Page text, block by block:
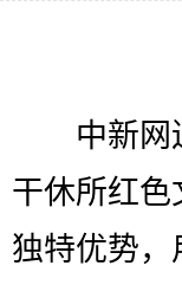
中新网辽
干休所红
独特优势，